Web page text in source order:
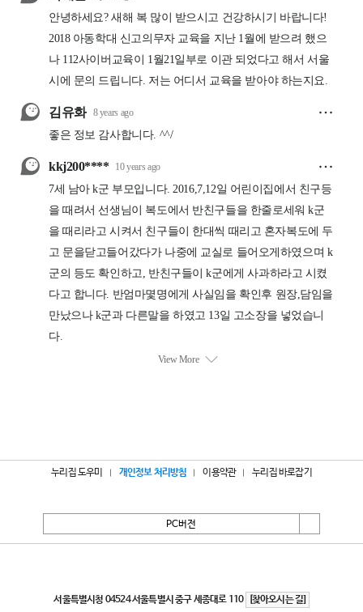
누리집 도우미 개인정보 처리방침 이용약관 누리집 바로잡기
PC버전
서울특별시청 04524 서울특별시 중구 세종대로 110 [찾아오시는 길]